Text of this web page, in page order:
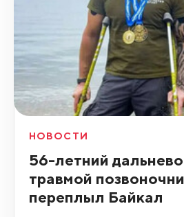
НОВОСТИ
56-летний
травмой
переплыл Байкал